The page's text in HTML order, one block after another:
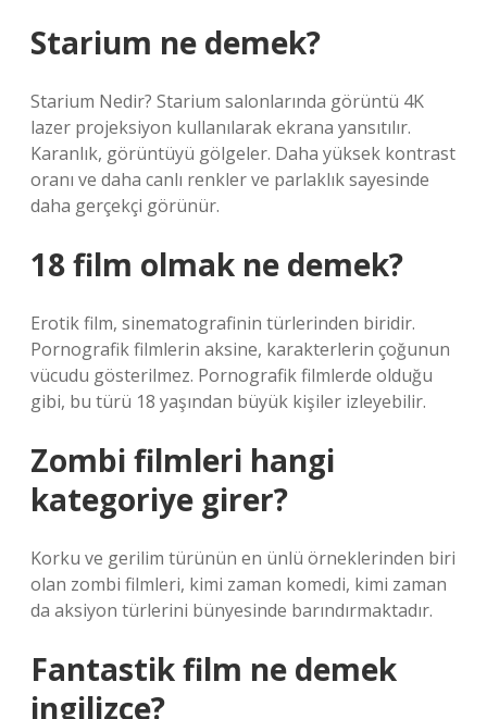
Starium ne demek?
Starium Nedir? Starium salonlarında görüntü 4K
lazer projeksiyon kullanılarak ekrana yansıtılır.
Karanlık, görüntüyü gölgeler. Daha yüksek kontrast
oranı ve daha canlı renkler ve parlaklık sayesinde
daha gerçekçi görünür.
18 film olmak ne demek?
Erotik film, sinematografinin türlerinden biridir.
Pornografik filmlerin aksine, karakterlerin çoğunun
vücudu gösterilmez. Pornografik filmlerde olduğu
gibi, bu türü 18 yaşından büyük kişiler izleyebilir.
Zombi filmleri hangi
kategoriye girer?
Korku ve gerilim türünün en ünlü örneklerinden biri
olan zombi filmleri, kimi zaman komedi, kimi zaman
da aksiyon türlerini bünyesinde barındırmaktadır.
Fantastik film ne demek
ingilizce?